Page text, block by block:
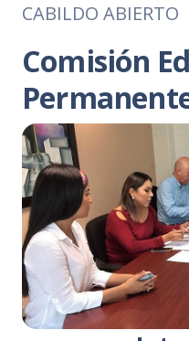
CABILDO ABIERTO
Comisión